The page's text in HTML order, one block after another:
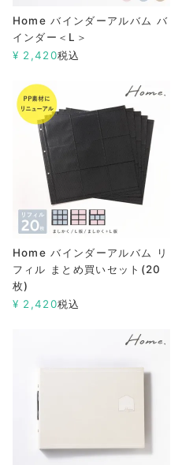
Home バインダーアルバム バ
インダー＜L＞
¥ 2,420税込
Home バインダーアルバム リ
フィル まとめ買いセット(20
枚)
¥ 2,420税込